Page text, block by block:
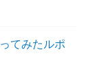
てみたルポ